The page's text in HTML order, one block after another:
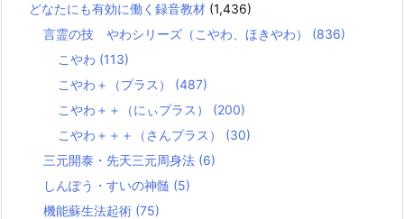
どなたにも有効に働く録音教材 (1,436)
言霊の技 やわシリーズ（こやわ、ほきやわ） (836)
こやわ (113)
こやわ＋（プラス） (487)
こやわ＋＋（にぃプラス） (200)
こやわ＋＋＋（さんプラス） (30)
三元開泰・先天三元周身法 (6)
しんぽう・すいの神髄 (5)
機能蘇生法起術 (75)